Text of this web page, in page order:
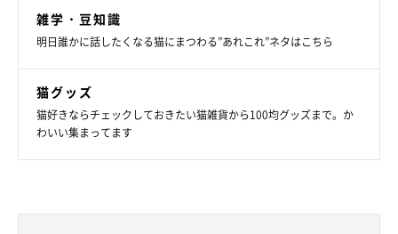
雑学・豆知識
明日誰かに話したくなる猫にまつわる”あれこれ”ネタはこちら
猫グッズ
猫好きならチェックしておきたい猫雑貨から100均グッズまで。か
わいい集まってます